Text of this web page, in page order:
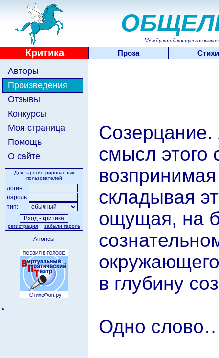
Международная
Критика Проза Стихи
Авторы
Произведения
Отзывы
Конкурсы
Моя страница
Помощь
О сайте
Для зарегистрированных
пользователей
логин:
пароль:
тип:
регистрация забыли пароль
Анонсы
смысл этого
складывая
ощущая, на
в глубину
Одно